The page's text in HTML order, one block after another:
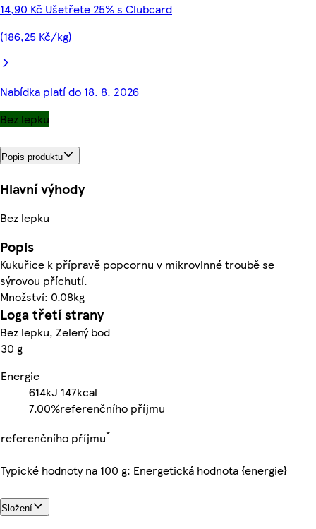
14,90 Kč Ušetřete 25% s Clubcard
(186,25 Kč/kg)
Nabídka platí do 18. 8. 2026
Bez lepku
Popis produktu
Hlavní výhody
Bez lepku
Popis
Kukuřice k přípravě popcornu v mikrovlnné troubě se
sýrovou příchutí.
Množství: 0.08kg
Loga třetí strany
Bez lepku, Zelený bod
30 g
Energie
614kJ 147kcal
7.00%referenčního příjmu
referenčního příjmu*
Typické hodnoty na 100 g: Energetická hodnota {energie}
Složení